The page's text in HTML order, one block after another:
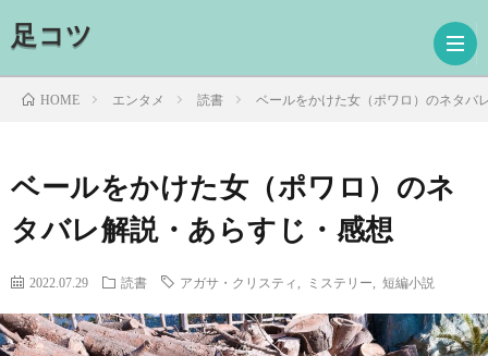
足コツ
マ
画
読
HOME エンタメ 読書 ベールをかけた女（ポワロ）のネタバ
ベールをかけた女（ポワロ）のネ
タバレ解説・あらすじ・感想
2022.07.29 読書 アガサ・クリスティ ミステリー 短編小説